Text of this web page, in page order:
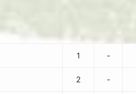
1 -
2 -